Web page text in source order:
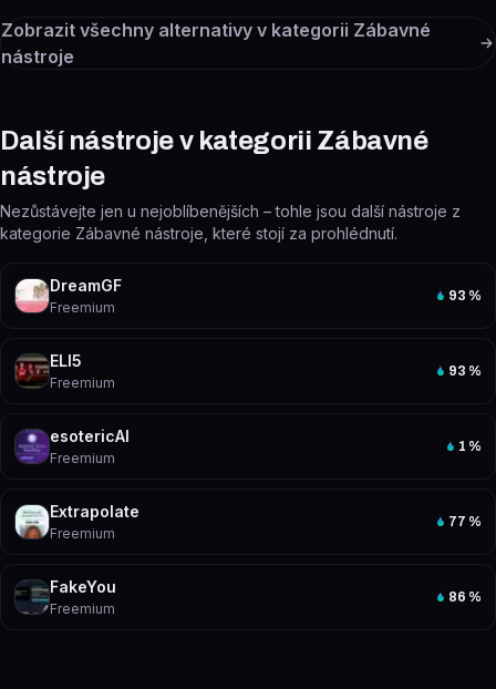
Zobrazit všechny alternativy v kategorii Zábavné
nástroje
Další nástroje v kategorii Zábavné
nástroje
Nezůstávejte jen u nejoblíbenějších – tohle jsou další nástroje z
kategorie Zábavné nástroje, které stojí za prohlédnutí.
DreamGF
Freemium
93 %
ELI5
Freemium
93 %
esotericAI
Freemium
1 %
Extrapolate
Freemium
77 %
FakeYou
Freemium
86 %